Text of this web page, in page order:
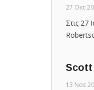
27 Οκτ
Στις 27
Scott
13 Νοε